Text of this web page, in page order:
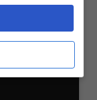
a 1.000€